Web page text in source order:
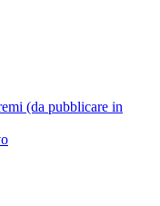
(da pubblicare in